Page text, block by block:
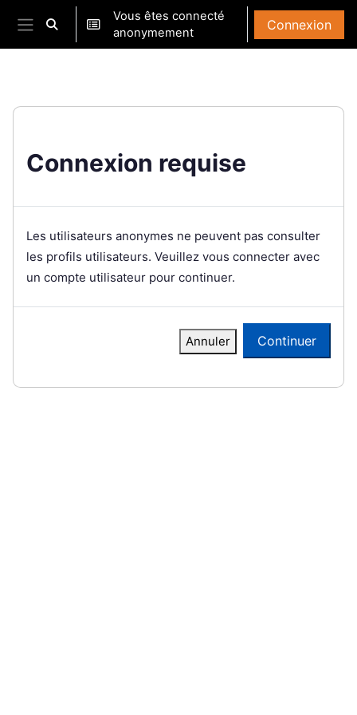
Passer au contenu principal
Panneau latéral
Activer/désactiver la saisie de recherche
Vous êtes connecté
anonymement
Connexion
Connexion requise
Les utilisateurs anonymes ne peuvent pas consulter
les profils utilisateurs. Veuillez vous connecter avec
un compte utilisateur pour continuer.
Annuler Continuer